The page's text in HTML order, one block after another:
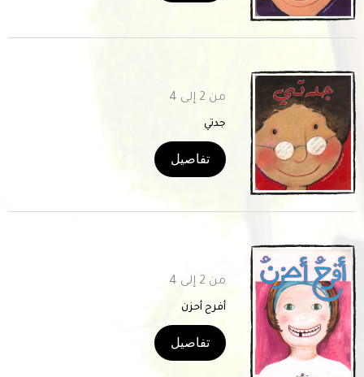
من 2 إلى 4
جدتي
تفاصيل
من 2 إلى 4
أفرح أحزن
تفاصيل